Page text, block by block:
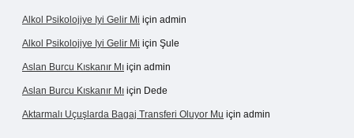
Alkol Psikolojiye Iyi Gelir Mi için admin
Alkol Psikolojiye Iyi Gelir Mi için Şule
Aslan Burcu Kıskanır Mı için admin
Aslan Burcu Kıskanır Mı için Dede
Aktarmalı Uçuşlarda Bagaj Transferi Oluyor Mu için admin